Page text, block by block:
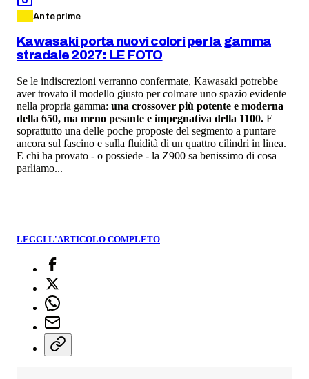
Anteprime
Kawasaki porta nuovi colori per la gamma
stradale 2027: LE FOTO
Se le indiscrezioni verranno confermate, Kawasaki potrebbe
aver trovato il modello giusto per colmare uno spazio evidente
nella propria gamma: una crossover più potente e moderna
della 650, ma meno pesante e impegnativa della 1100. E
soprattutto una delle poche proposte del segmento a puntare
ancora sul fascino e sulla fluidità di un quattro cilindri in linea.
E chi ha provato - o possiede - la Z900 sa benissimo di cosa
parliamo...
LEGGI L'ARTICOLO COMPLETO